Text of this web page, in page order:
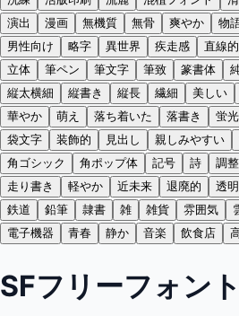
演出
漫画 無機質 無骨 爽やか 物
男性向け
略字 異世界 疾走感 直線的
立体
筆ペン 筆文字 筆致 篆書体
縦太横細
縦書き 縦長 繊細 美しい
華やか
萌え 落ち着いた 落書き 蛍
袋文字
装飾的 見出し 親しみやすい
角ゴシック
角ポップ体 記号 詩 調
走り書き
軽やか 近未来 退廃的 透
鉄道
鉛筆 隷書 雑 雑貨 雰囲気
電子機器
青春 静か 音楽 飲食店
SFフリーフォン